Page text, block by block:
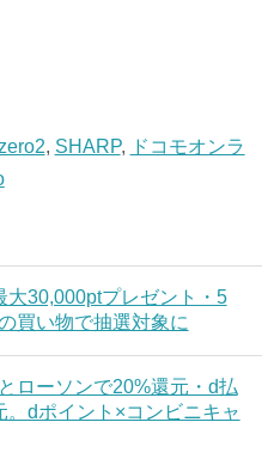
, SHARP, ドコモオンラ
大30,000ptプレゼント・5
買い物で抽選対象に
ローソンで20%還元・d払
。dポイント×コンビニキャ